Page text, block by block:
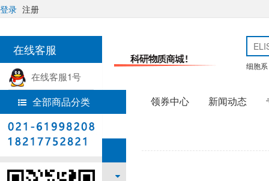
在线客服
在线客服1号
热线电话
登录 注册
细胞系
全部商品分类 领券中心 新闻动态
首页 文章中心
文章中心
新闻资讯